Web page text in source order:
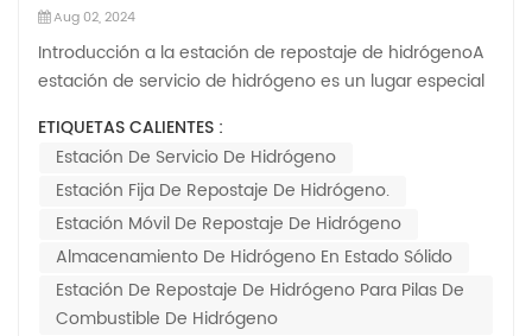
Aug 02, 2024
Introducción a la estación de repostaje de hidrógenoA
estación de servicio de hidrógeno es un lugar especial
almacenamiento de hidrógeno para vehículos con pila
de combustible de hidrógeno, vehículos con motor de
combustión interna de hidrógeno o v...
ETIQUETAS CALIENTES :
Estación De Servicio De Hidrógeno
Estación Fija De Repostaje De Hidrógeno.
Estación Móvil De Repostaje De Hidrógeno
Almacenamiento De Hidrógeno En Estado Sólido
Estación De Repostaje De Hidrógeno Para Pilas De
Combustible De Hidrógeno